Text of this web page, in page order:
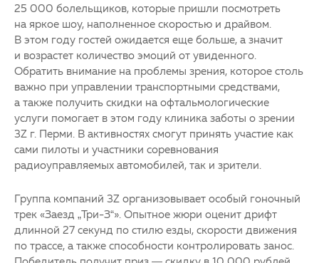
25 000 болельщиков, которые пришли посмотреть
на яркое шоу, наполненное скоростью и драйвом.
В этом году гостей ожидается еще больше, а значит
и возрастет количество эмоций от увиденного.
Обратить внимание на проблемы зрения, которое столь
важно при управлении транспортными средствами,
а также получить скидки на офтальмологические
услуги помогает в этом году клиника заботы о зрении
3Z г. Перми. В активностях смогут принять участие как
сами пилоты и участники соревнования
радиоуправляемых автомобилей, так и зрители.
Группа компаний 3Z организовывает особый гоночный
трек «Заезд „Три-З“». Опытное жюри оценит дрифт
длинной 27 секунд по стилю езды, скорости движения
по трассе, а также способности контролировать занос.